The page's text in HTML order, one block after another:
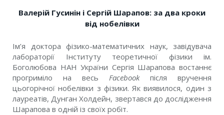
Валерій Гусинін і Сергій Шарапов: за два кроки
від нобелівки
Ім’я доктора фізико-математичних наук, завідувача
лабораторії Інституту теоретичної фізики ім.
Боголюбова НАН України Сергія Шарапова востаннє
прогриміло на весь Facebookпісля вручення
цьогорічної нобелівки з фізики. Як виявилося, один з
лауреатів, Дунган Холдейн, звертався до дослідження
Шарапова в одній із своїх робіт.